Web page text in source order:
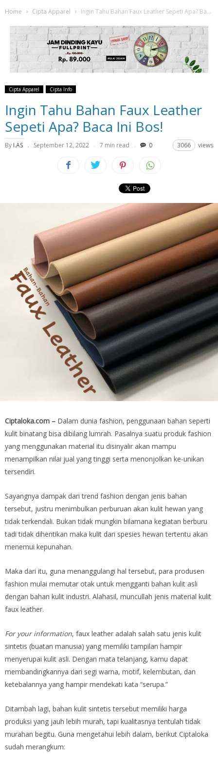
Home Cipta Apparel Ingin Tahu Bahan Faux Leather Sepeti Apa? Baca Ini Bos!
Cipta Apparel Cipta Info
Ingin Tahu Bahan Faux Leather
Sepeti Apa? Baca Ini Bos!
By I.AS September 12, 2022 7 min read 0 3066 views
Ciptaloka.com – Dalam dunia fashion, penggunaan bahan seperti
kulit binatang bisa dibilang lumrah. Pasalnya suatu produk fashion
yang menggunakan material itu disinyalir akan mampu
menampilkan nilai jual yang tinggi serta menonjolkan ke-unikan
tersendiri.
Sayangnya dampak dari trend fashion dengan jenis bahan
tersebut, justru menimbulkan perburuan akan kulit hewan yang
tidak terkendali. Bukan tidak mungkin bilamana kegiatan berburu
tadi tidak dihentikan maka kulit dari spesies hewan tertentu akan
menemui kepunahan.
Maka dari itu, guna menanggulangi hal tersebut, para produsen
fashion mulai memutar otak untuk mengganti bahan kulit asli
dengan bahan kulit industri. Alahasil, muncullah jenis material kulit
faux leather.
For your information, faux leather adalah salah satu jenis kulit
sintetis (buatan manusia) yang memiliki tampilan hampir
menyerupai kulit asli. Dengan mata telanjang, kamu dapat
membandingkannya dari segi warna, motif, kelembutan, dan
ketebalannya yang hampir mendekati kata “serupa.”
Ditambah lagi, bahan kulit sintetis tersebut memiliki harga
produksi yang jauh lebih murah, tapi kualitasnya tentulah tidak
murahan begitu. Guna mengetahui lebih dalam, berikut Ciptaloka
sudah merangkum: